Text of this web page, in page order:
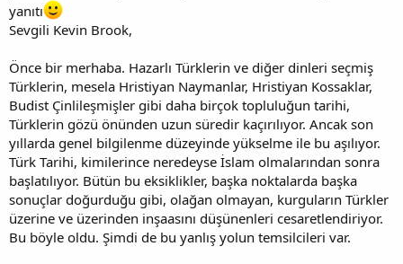
yanıtı
Sevgili Kevin Brook,
Önce bir merhaba. Hazarlı Türklerin ve diğer dinleri seçmiş
Türklerin, mesela Hristiyan Naymanlar, Hristiyan Kossaklar,
Budist Çinlileşmişler gibi daha birçok topluluğun tarihi,
Türklerin gözü önünden uzun süredir kaçırılıyor. Ancak son
yıllarda genel bilgilenme düzeyinde yükselme ile bu aşılıyor.
Türk Tarihi, kimilerince neredeyse İslam olmalarından sonra
başlatılıyor. Bütün bu eksiklikler, başka noktalarda başka
sonuçlar doğurduğu gibi, olağan olmayan, kurguların Türkler
üzerine ve üzerinden inşaasını düşünenleri cesaretlendiriyor.
Bu böyle oldu. Şimdi de bu yanlış yolun temsilcileri var.